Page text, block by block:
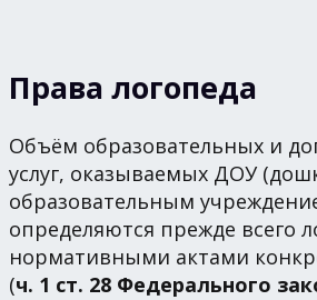
Права логопеда
Объём образовательных и
услуг, оказываемых ДОУ
образовательным
определяются прежде всего
нормативными актами
(ч. 1 ст. 28 Федерального